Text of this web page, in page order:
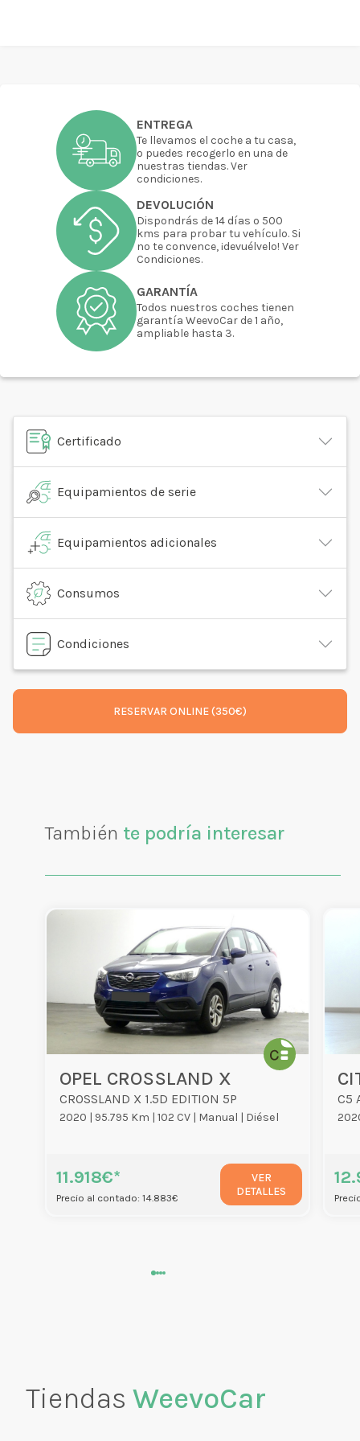
ENTREGA
Te llevamos el coche a tu casa,
o puedes recogerlo en una de
nuestras tiendas. Ver
condiciones.
DEVOLUCIÓN
Dispondrás de 14 días o 500
kms para probar tu vehículo. Si
no te convence, ¡devuélvelo! Ver
Condiciones.
GARANTÍA
Todos nuestros coches tienen
garantía WeevoCar de 1 año,
ampliable hasta 3.
Certificado
Equipamientos de serie
Equipamientos adicionales
Consumos
Condiciones
RESERVAR ONLINE (350€)
También te podría interesar
OPEL CROSSLAND X
CROSSLAND X 1.5D EDITION 5P
2020 | 95.795 Km | 102 CV | Manual | Diésel
11.918€*
Precio al contado: 14.883€
VER
DETALLES
Tiendas WeevoCar